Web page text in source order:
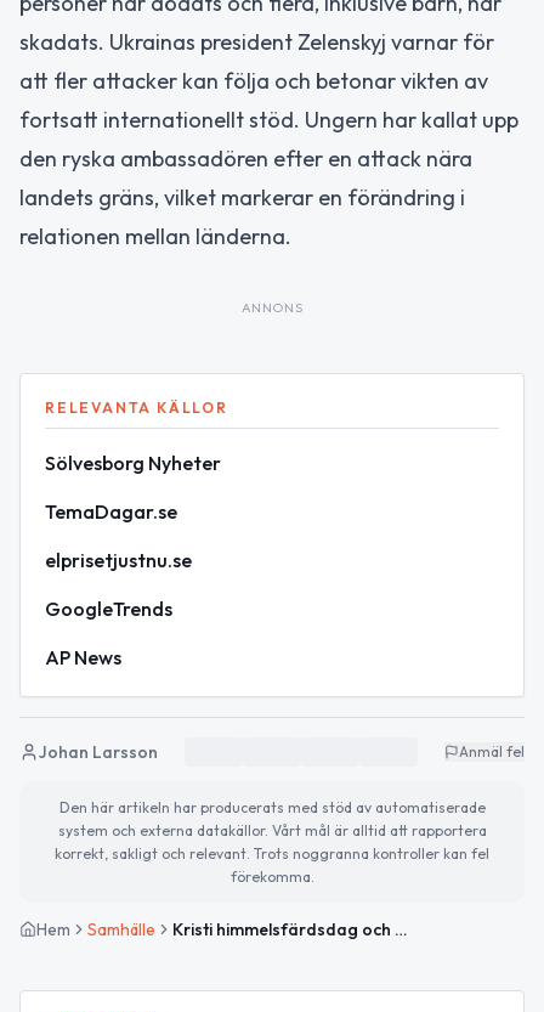
skadats. Ukrainas president Zelenskyj varnar för
att fler attacker kan följa och betonar vikten av
fortsatt internationellt stöd. Ungern har kallat upp
den ryska ambassadören efter en attack nära
landets gräns, vilket markerar en förändring i
relationen mellan länderna.
ANNONS
RELEVANTA KÄLLOR
Sölvesborg Nyheter
TemaDagar.se
elprisetjustnu.se
GoogleTrends
AP News
Johan Larsson Anmäl fel
Den här artikeln har producerats med stöd av automatiserade
system och externa datakällor. Vårt mål är alltid att rapportera
korrekt, sakligt och relevant. Trots noggranna kontroller kan fel
förekomma.
Hem Samhälle Kristi himmelsfärdsdag och Folknykterhetens dag uppmärksammas